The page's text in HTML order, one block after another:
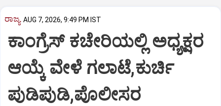
ರಾಜ್ಯ AUG 7, 2026, 9:49 PM IST
ಕಾಂಗ್ರೆಸ್ ಕಚೇರಿಯಲ್ಲಿ ಅಧ್ಯಕ್ಷರ
ಆಯ್ಕೆ ವೇಳೆ ಗಲಾಟೆ,ಕುರ್ಚಿ
ಪುಡಿಪುಡಿ,ಪೊಲೀಸರ